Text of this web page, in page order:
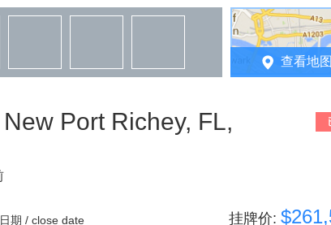
查看地图
Port Richey, FL,
期 / close date 挂牌价: